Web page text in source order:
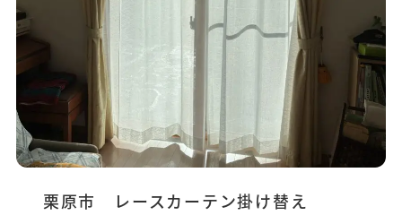
栗原市 レースカーテン掛け替え